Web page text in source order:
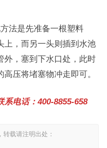
法是先准备一根塑料
上，而另一头则插到水池
外，塞到下水口处，此时
压将堵塞物冲走即可。
系电话：400-8855-658
载请注明出处：